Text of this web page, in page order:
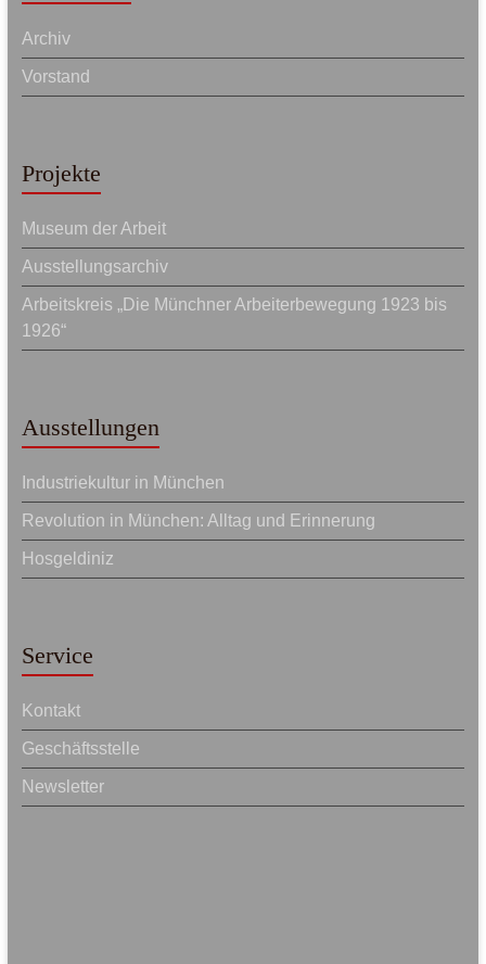
Archiv
Vorstand
Projekte
Museum der Arbeit
Ausstellungsarchiv
Arbeitskreis „Die Münchner Arbeiterbewegung 1923 bis
1926“
Ausstellungen
Industriekultur in München
Revolution in München: Alltag und Erinnerung
Hosgeldiniz
Service
Kontakt
Geschäftsstelle
Newsletter